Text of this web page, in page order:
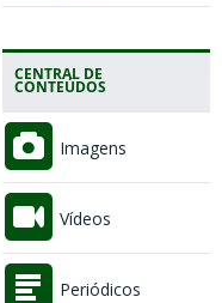
CENTRAL DE
CONTEÚDOS
Imagens
Vídeos
Periódicos